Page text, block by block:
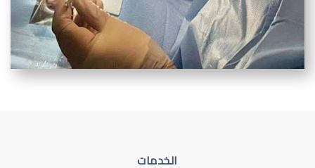
الخدمات